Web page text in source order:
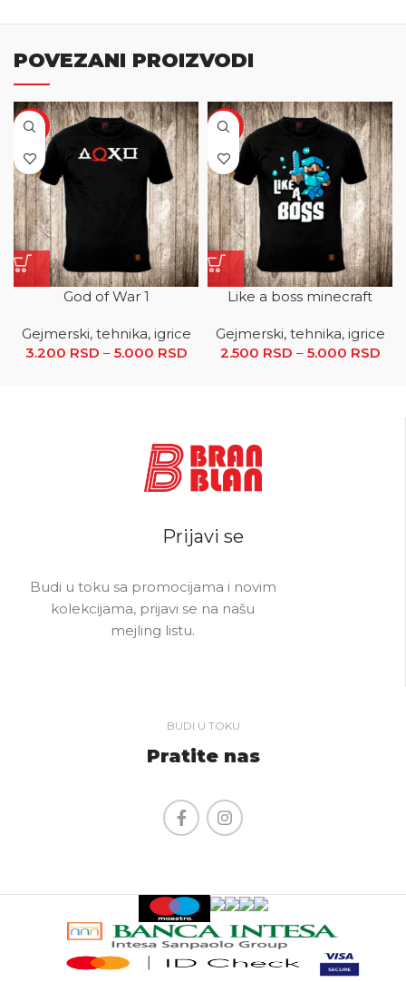
POVEZANI PROIZVODI
SALE
God of War 1
Gejmerski, tehnika, igrice
3.200 RSD – 5.000 RSD
Raspon cena: od 3.200 RSD
SALE
Like a boss minecraft
Gejmerski, tehnika, igrice
2.500 RSD – 5.000 RSD
Prijavi se
Budi u toku sa promocijama i novim
kolekcijama, prijavi se na našu
mejling listu.
BUDI U TOKU
Pratite nas